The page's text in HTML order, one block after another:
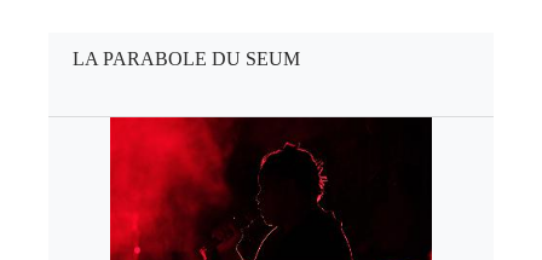
LA PARABOLE DU SEUM